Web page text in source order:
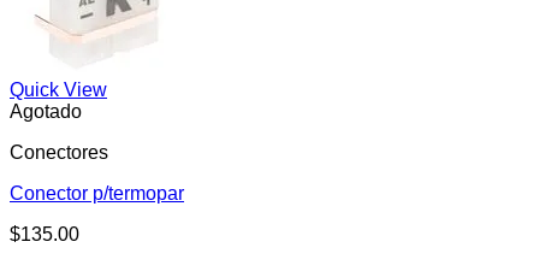
Quick View
Agotado
Conectores
Conector p/termopar
$135.00